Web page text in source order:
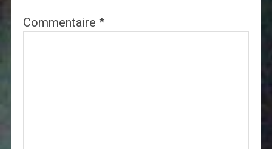
Commentaire *